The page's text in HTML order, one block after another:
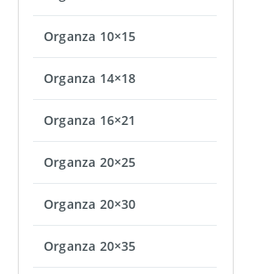
Organza 10×15
Organza 14×18
Organza 16×21
Organza 20×25
Organza 20×30
Organza 20×35